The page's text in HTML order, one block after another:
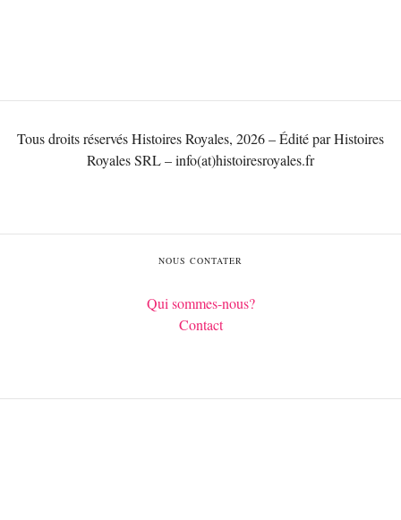
Tous droits réservés Histoires Royales, 2026 – Édité par Histoires
Royales SRL – info(at)histoiresroyales.fr
NOUS CONTATER
Qui sommes-nous?
Contact